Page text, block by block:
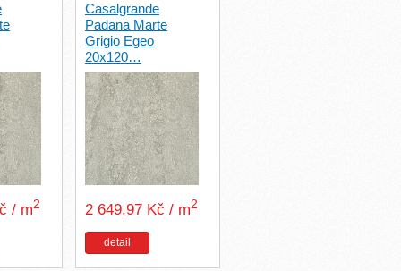
/ m2
Casalgrande
Padana Marte
Grigio Egeo
20x120…
2 649,97 Kč / m2
detail